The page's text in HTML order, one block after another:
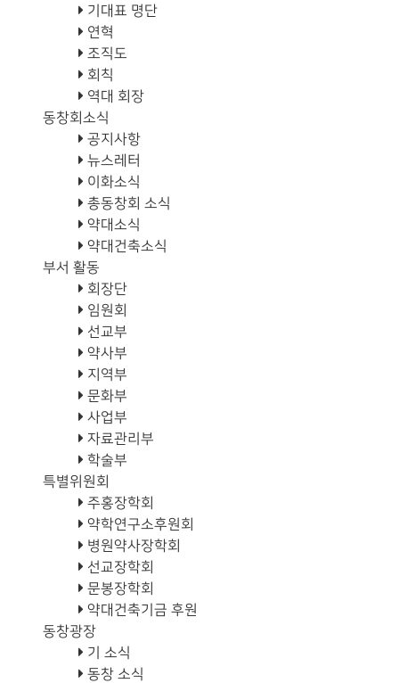
기대표 명단
연혁
조직도
회칙
역대 회장
동창회소식
공지사항
뉴스레터
이화소식
총동창회 소식
약대소식
약대건축소식
부서 활동
회장단
임원회
선교부
약사부
지역부
문화부
사업부
자료관리부
학술부
특별위원회
주홍장학회
약학연구소후원회
병원약사장학회
선교장학회
문봉장학회
약대건축기금 후원
동창광장
기 소식
동창 소식